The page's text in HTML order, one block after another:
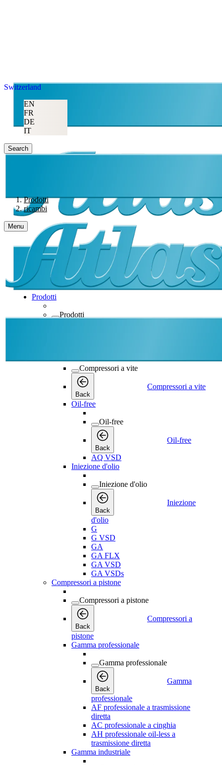
Switzerland
EN
FR
DE
IT
Search
Prodotti
ricambi
Menu
Prodotti
Prodotti
Compressori a vite
Back
Compressori a vite
Oil-free
Oil-free
Back
Oil-free
AQ VSD
Iniezione d'olio
Iniezione d'olio
Back
Iniezione
d'olio
G
G VSD
GA
GA FLX
GA VSD
GA VSDs
Compressori a pistone
Compressori a pistone
Back
Compressori a
pistone
Gamma professionale
Gamma professionale
Back
Gamma
professionale
AF professionale a trasmissione
diretta
AC professionale a cinghia
AH professionale oil-less a
trasmissione diretta
Gamma industriale